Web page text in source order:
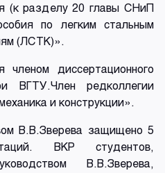
(к разделу 20 главы СНиП
по легким стальным
(ЛСТК)».
диссертационного
ВГТУ.Член редколлегии
и конструкции».
В.В.Зверева защищено 5
ВКР студентов,
В.В.Зверева,